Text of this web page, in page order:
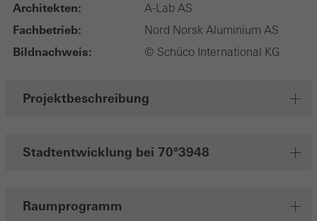
Architekten: A-Lab AS
Fachbetrieb: Nord Norsk Aluminium AS
Bildnachweis: © Schüco International KG
Projektbeschreibung
Stadtentwicklung bei 70°3948
Raumprogramm